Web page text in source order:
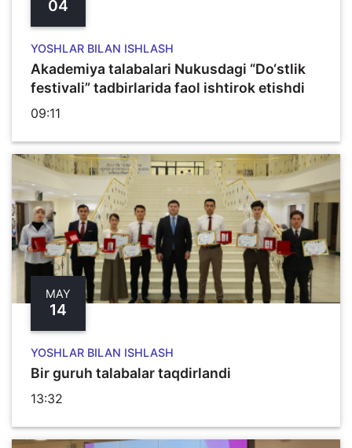
04
YOSHLAR BILAN ISHLASH
Akademiya talabalari Nukusdagi “Do‘stlik
festivali” tadbirlarida faol ishtirok etishdi
09:11
MAY
14
YOSHLAR BILAN ISHLASH
Bir guruh talabalar taqdirlandi
13:32